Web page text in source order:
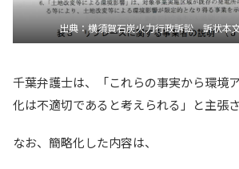
出典：横須賀石炭火力行政訴訟 訴状本
千葉弁護士は、「これらの事実から環境
化は不適切であると考えられる」と主張さ
なお、簡略化した内容は、